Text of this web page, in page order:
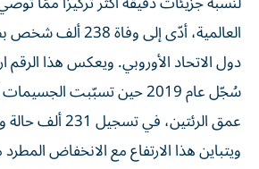
العالمية، أدّى إلى
دول الاتحاد الأوروبي. ويعكس هذا الرقم
سُجّل عام 2019 حين تسبّبت
عمق الرئتين، في تسجيل 231 ألف حالة وفاة مبكرة.
ويتباين هذا الارتفاع مع الانخفاض